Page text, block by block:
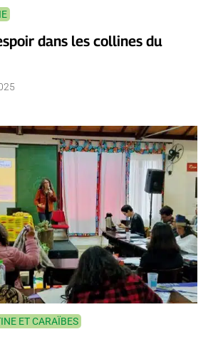
dans les collines du
ET CARAÏBES